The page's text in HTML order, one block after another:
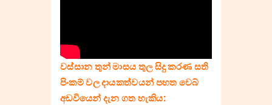
වස්සාන තුන් මාසය තුල සිදු කරණ සති
පිංකම් වල දායකත්වයන් පහත වෙබ්
අඩවියෙන් දැන ගත හැකිය: